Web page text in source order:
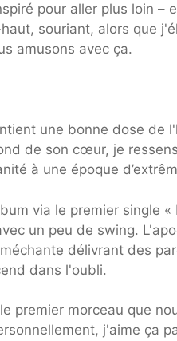
pour aller plus loin –
souriant, alors que
amusons avec ça.
une bonne dose de
de son cœur, je ressens
à une époque
via le premier single
un peu de swing.
délivrant des
dans l'oubli.
premier morceau que
j'aime ça